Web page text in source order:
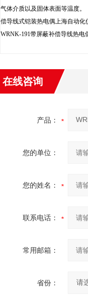
气体介质以及固体表面等温度。
偿导线式铠装热电偶上海自动化
WRNK-191带屏蔽补偿导线热电
在线咨询
产品：
您的单位：
您的姓名：
联系电话：
常用邮箱：
省份：